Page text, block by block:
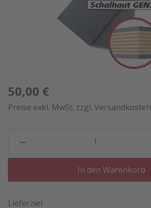
50,00 €
Preise exkl. MwSt. zzgl. Versandkosten
In den Warenkorb
Lieferziel: